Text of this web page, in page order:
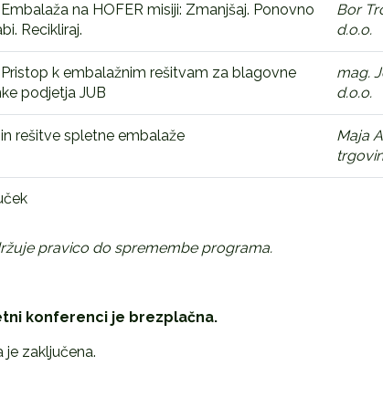
na HOFER misiji: Zmanjšaj. Ponovno
Recikliraj.
Bor
d.o.o.
k embalažnim rešitvam za blagovne
podjetja JUB
mag.
d.o.o.
in rešitve spletne embalaže
Maja
pravico do spremembe programa.
konferenci je brezplačna.
zaključena.